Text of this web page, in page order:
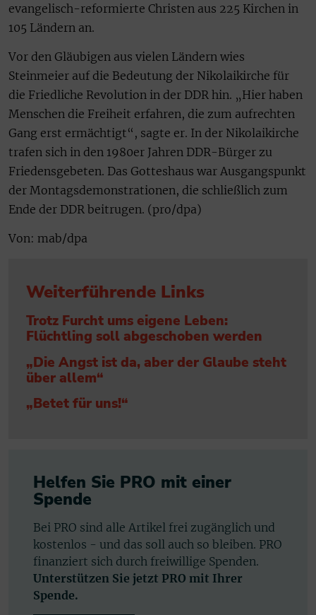
evangelisch-reformierte Christen aus 225 Kirchen in
105 Ländern an.
Vor den Gläubigen aus vielen Ländern wies
Steinmeier auf die Bedeutung der Nikolaikirche für
die Friedliche Revolution in der DDR hin. „Hier haben
Menschen die Freiheit erfahren, die zum aufrechten
Gang erst ermächtigt“, sagte er. In der Nikolaikirche
trafen sich in den 1980er Jahren DDR-Bürger zu
Friedensgebeten. Das Gotteshaus war Ausgangspunkt
der Montagsdemonstrationen, die schließlich zum
Ende der DDR beitrugen. (pro/dpa)
Von: mab/dpa
Weiterführende Links
Trotz Furcht ums eigene Leben:
Flüchtling soll abgeschoben werden
„Die Angst ist da, aber der Glaube steht
über allem“
„Betet für uns!“
Helfen Sie PRO mit einer
Spende
Bei PRO sind alle Artikel frei zugänglich und
kostenlos - und das soll auch so bleiben. PRO
finanziert sich durch freiwillige Spenden.
Unterstützen Sie jetzt PRO mit Ihrer
Spende.